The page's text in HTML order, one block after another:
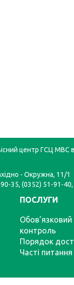
центр ГСЦ МВС
- Окружна, 11/1
35, (0352) 51-91-
ПОСЛУГИ
Обов’язковий
контроль
Порядок
Часті питання